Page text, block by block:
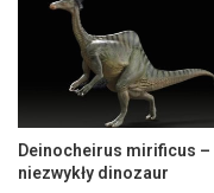
Deinocheirus mirificus –
niezwykły dinozaur